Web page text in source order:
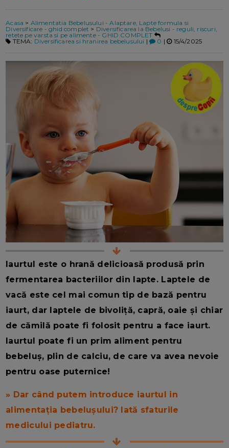
Acasa > Alimentatia Bebelusului - Alaptare, Lapte formula si
Diversificare - ghid complet > Diversificarea la Bebelusi - reguli, riscuri,
retete pe varsta si pe alimente - GHID COMPLET
TEMA: Diversificarea si hranirea bebelusului | 0 | 15/4/2025
Iaurtul este o hrană delicioasă produsă prin
fermentarea bacteriilor din lapte. Laptele de
vacă este cel mai comun tip de bază pentru
iaurt, dar laptele de bivoliță, capră, oaie și chiar
de cămilă poate fi folosit pentru a face iaurt.
Iaurtul poate fi un prim aliment pentru
bebeluș, plin de calciu, de care va avea nevoie
pentru oase puternice!
» Dar când putem introduce iaurtul in
alimentația bebelușului? Iată sfaturile
medicului pediatru.